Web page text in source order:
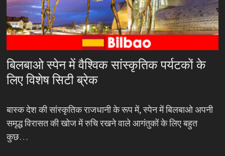
बिलबाओ स्पेन में वैश्विक सांस्कृतिक पर्यटकों के
लिए विशेष सिटी ब्रेक
बास्क देश की सांस्कृतिक राजधानी के रूप में, स्पेन में बिलबाओ अपनी
समृद्ध विरासत की खोज में रुचि रखने वाले आगंतुकों के लिए बहुत
कुछ…